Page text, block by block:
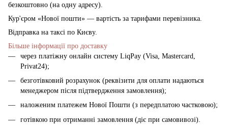
безкоштовно (на одну адресу).
Кур'єром «Нової пошти» — вартість за тарифами перевізника.
Відправка на таксі по Києву.
Більше інформації про доставку
через платіжну онлайн систему LiqPay (Visa, Mastercard,
Privat24);
безготівковий розрахунок (реквізити для оплати надаються
менеджером після підтвердження замовлення);
наложеним платежем Нової Пошти (з передплатою частковою);
готівкою при отриманні замовлення (діє при самовивозі).